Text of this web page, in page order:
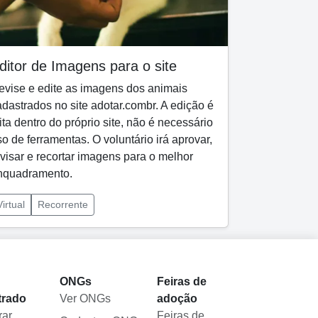
de Imagens para o site
e edite as imagens dos animais
no site adotar.combr. A edição é
dentro do próprio site, não é necessário
de ferramentas. O voluntário irá aprovar,
e recortar imagens para o melhor
Recorrente
ONGs
Ver ONGs
Feiras de
adoção
Feiras de